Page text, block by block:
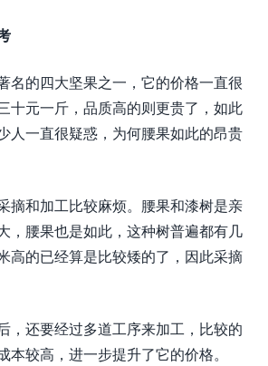
名的四大坚果之一，它的价格一直很
十元一斤，品质高的则更贵了，如此
人一直很疑惑，为何腰果如此的昂贵
摘和加工比较麻烦。腰果和漆树是亲
，腰果也是如此，这种树普遍都有几
高的已经算是比较矮的了，因此采摘
，还要经过多道工序来加工，比较的
本较高，进一步提升了它的价格。